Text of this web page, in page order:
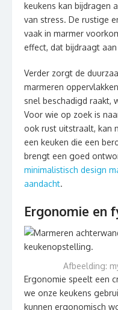
keukens kan bijdragen
van stress. De rustige
vaak in marmer
effect, dat bijdraagt
Verder zorgt de
marmeren
snel beschadigd raakt,
Voor wie op zoek is
ook rust uitstraalt, kan
een keuken die een
brengt een goed
minimalistisch design
aandacht.
Ergonomie en
Afbeelding:
Ergonomie speelt een
we onze keukens
kunnen ergonomisch